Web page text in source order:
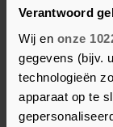
Verantwoord
Wij en onze
gegevens (bijv.
technologieën
apparaat op te
aan. Achter
onder wie
de
O'Connor
laatste